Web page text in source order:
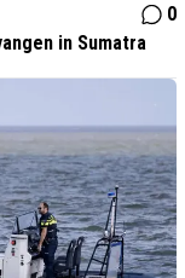
0
in Sumatra